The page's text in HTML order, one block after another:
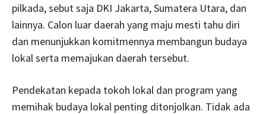
pilkada, sebut saja DKI Jakarta, Sumatera Utara, dan
lainnya. Calon luar daerah yang maju mesti tahu diri
dan menunjukkan komitmennya membangun budaya
lokal serta memajukan daerah tersebut.
Pendekatan kepada tokoh lokal dan program yang
memihak budaya lokal penting ditonjolkan. Tidak ada